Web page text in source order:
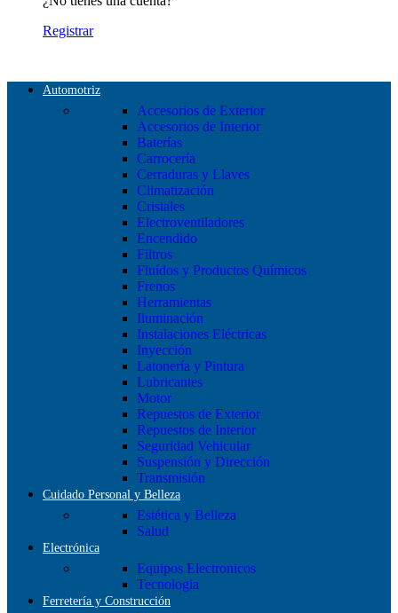
Registrar
Automotriz
Accesorios de Exterior
Accesorios de Interior
Baterías
Carrocería
Cerraduras y Llaves
Climatización
Cristales
Electroventiladores
Encendido
Filtros
Fluídos y Productos Químicos
Frenos
Herramientas
Iluminación
Instalaciones Eléctricas
Inyección
Latonería y Pintura
Lubricantes
Motor
Repuestos de Exterior
Repuestos de Interior
Seguridad Vehicular
Suspensión y Dirección
Transmisión
Cuidado Personal y Belleza
Estética y Belleza
Salud
Electrónica
Equipos Electronicos
Tecnologia
Ferretería y Construcción